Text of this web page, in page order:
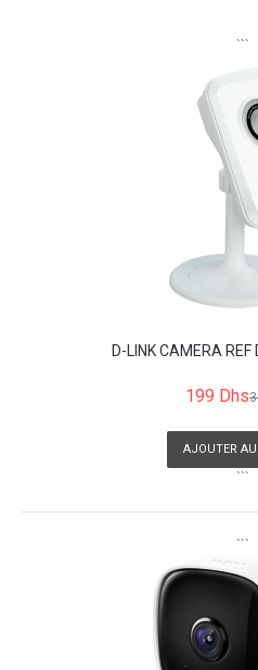
```
D-LINK CAMERA
199 Dhs
AJOUTER AU
```
```